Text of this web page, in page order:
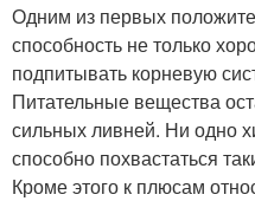
Одним из первых
способность не только
подпитывать корневую
Питательные вещества
сильных ливней. Ни одно
способно похвастаться
Кроме этого к плюсам